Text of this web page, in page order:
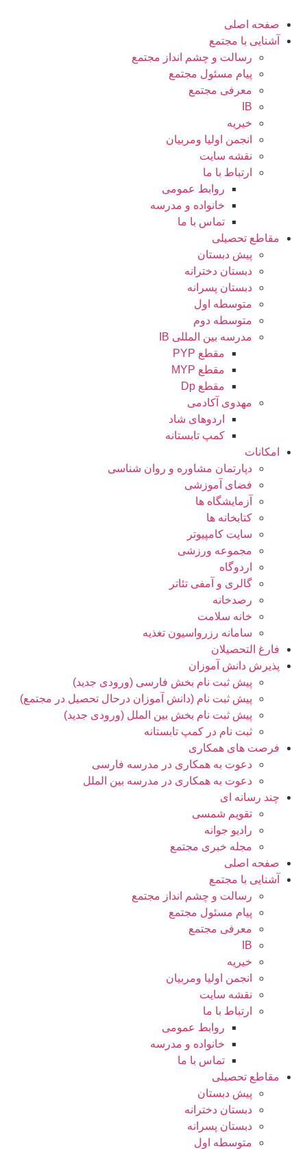
اصلی
با مجتمع
رسالت و چشم انداز مجتمع
پیام مسئول مجتمع
معرفی مجتمع
خیریه
انجمن اولیا ومربیان
نقشه سایت
ارتباط با ما
روابط عمومی
خانواده و مدرسه
تماس با ما
تحصیلی
پیش دبستان
دبستان دخترانه
دبستان پسرانه
متوسطه اول
متوسطه دوم
مدرسه بین المللی IB
مقطع PYP
مقطع MYP
مقطع Dp
مهدوی آکادمی
اردوهای شاد
کمپ تابستانه
دپارتمان مشاوره و روان شناسی
فضای آموزشی
آزمایشگاه ها
کتابخانه ها
سایت کامپیوتر
مجموعه ورزشی
اردوگاه
گالری و آمفی تئاتر
رصدخانه
خانه سلامت
سامانه رزرواسیون تغذیه
التحصیلان
دانش آموزان
پیش ثبت نام بخش فارسی (ورودی جدید)
پیش ثبت نام (دانش آموزان درحال تحصیل در مجتمع)
پیش ثبت نام بخش بین الملل (ورودی جدید)
ثبت نام در کمپ تابستانه
های همکاری
دعوت به همکاری در مدرسه فارسی
دعوت به همکاری در مدرسه بین الملل
رسانه ای
تقویم شمسی
رادیو جوانه
مجله خبری مجتمع
اصلی
با مجتمع
رسالت و چشم انداز مجتمع
پیام مسئول مجتمع
معرفی مجتمع
خیریه
انجمن اولیا ومربیان
نقشه سایت
ارتباط با ما
روابط عمومی
خانواده و مدرسه
تماس با ما
تحصیلی
پیش دبستان
دبستان دخترانه
دبستان پسرانه
متوسطه اول